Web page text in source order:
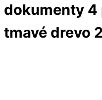
dokumenty
tmavé drevo